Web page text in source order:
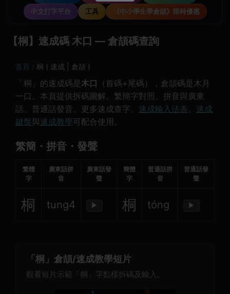
中文打字平台
工具 《中小學生學倉頡》限時優惠
【桐】速成碼 木口 — 倉頡碼查詢
首頁 桐 ( 速成 | 倉頡 )
「桐」的速成碼是 木口 （首碼+尾碼），倉頡碼是木月
一口。本頁提供拆碼圖解、繁簡字對照、拼音與廣東
話、普通話發音。更多速成查字、 速成輸入法表、 速成
鍵盤與速成教學可配合使用。
繁簡・拼音・發聲
繁體
字
廣東話拼
音
廣東話發
聲
簡體
字
普通話拼
音
普通話發
聲
桐 tung4 ▶ 桐 tóng ▶
「桐」倉頡/速成教學短片
觀看短片示範「桐」字點樣拆碼及輸入。